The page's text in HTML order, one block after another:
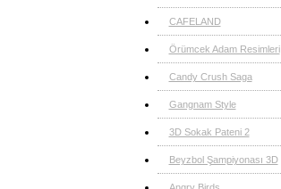
CAFELAND
Örümcek Adam Resimleri
Candy Crush Saga
Gangnam Style
3D Sokak Pateni 2
Beyzbol Şampiyonası 3D
Angry Birds